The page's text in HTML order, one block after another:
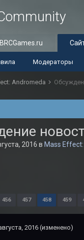
Модераторы
Andromeda
2016 в Mass
456 457 458 459
2016 (изменено)